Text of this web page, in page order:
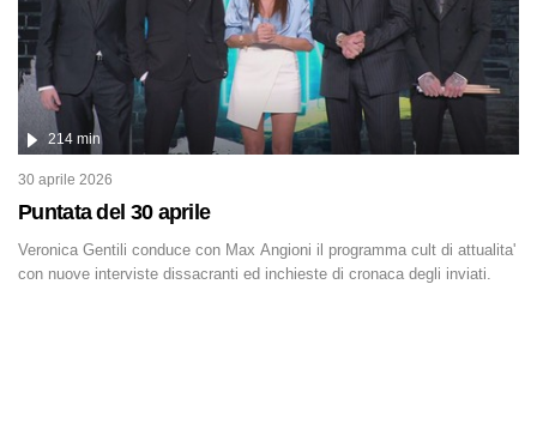
Puntata del 30 aprile
214 min
30 aprile 2026
Veronica Gentili conduce con Max Angioni il programma cult di attualita'
con nuove interviste dissacranti ed inchieste di cronaca degli inviati.